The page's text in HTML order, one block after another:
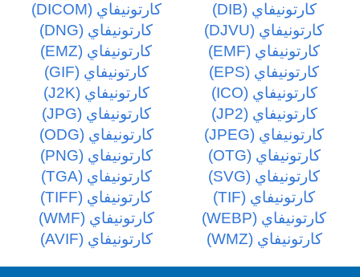
كارتونيفاي (DIB)
كارتونيفاي (DICOM)
كارتونيفاي (DJVU)
كارتونيفاي (DNG)
كارتونيفاي (EMF)
كارتونيفاي (EMZ)
كارتونيفاي (EPS)
كارتونيفاي (GIF)
كارتونيفاي (ICO)
كارتونيفاي (J2K)
كارتونيفاي (JP2)
كارتونيفاي (JPG)
كارتونيفاي (JPEG)
كارتونيفاي (ODG)
كارتونيفاي (OTG)
كارتونيفاي (PNG)
كارتونيفاي (SVG)
كارتونيفاي (TGA)
كارتونيفاي (TIF)
كارتونيفاي (TIFF)
كارتونيفاي (WEBP)
كارتونيفاي (WMF)
كارتونيفاي (WMZ)
كارتونيفاي (AVIF)